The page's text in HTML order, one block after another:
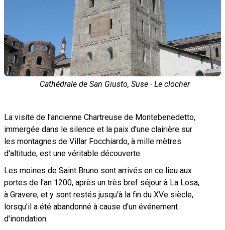
La visite de l'ancienne Chartreuse de Montebenedetto,
immergée dans le silence et la paix d'une clairière sur
les montagnes de Villar Focchiardo, à mille mètres
d'altitude, est une véritable découverte.
Les moines de Saint Bruno sont arrivés en ce lieu aux
portes de l'an 1200, après un très bref séjour à La Losa,
à Gravere, et y sont restés jusqu'à la fin du XVe siècle,
lorsqu'il a été abandonné à cause d'un événement
d'inondation.
Cathédrale de San Giusto, Suse - Le clocher